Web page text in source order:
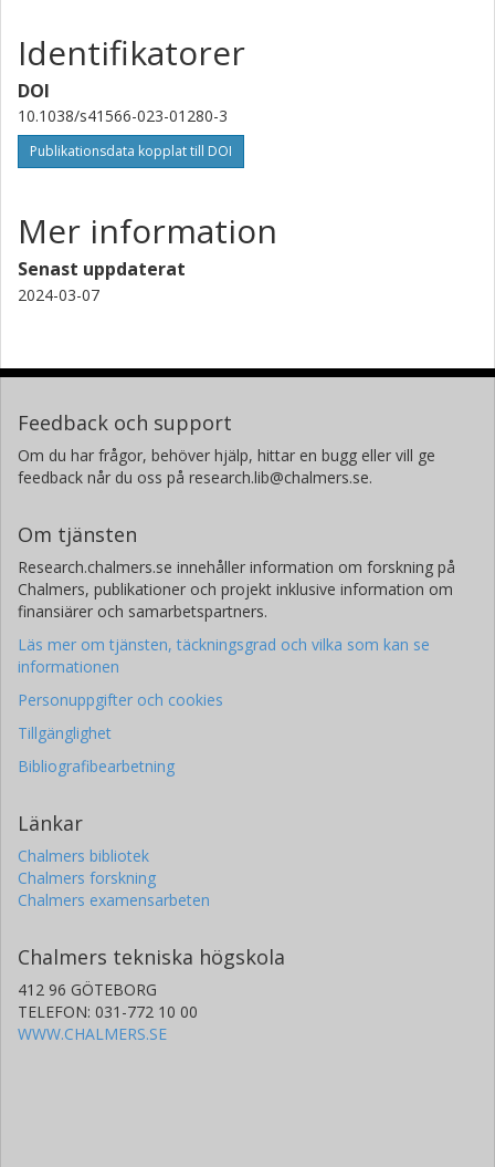
Identifikatorer
DOI
10.1038/s41566-023-01280-3
Publikationsdata kopplat till DOI
Mer information
Senast uppdaterat
2024-03-07
Feedback och support
Om du har frågor, behöver hjälp, hittar en bugg eller vill ge
feedback når du oss på research.lib@chalmers.se.
Om tjänsten
Research.chalmers.se innehåller information om forskning på
Chalmers, publikationer och projekt inklusive information om
finansiärer och samarbetspartners.
Läs mer om tjänsten, täckningsgrad och vilka som kan se
informationen
Personuppgifter och cookies
Tillgänglighet
Bibliografibearbetning
Länkar
Chalmers bibliotek
Chalmers forskning
Chalmers examensarbeten
Chalmers tekniska högskola
412 96 GÖTEBORG
TELEFON: 031-772 10 00
WWW.CHALMERS.SE